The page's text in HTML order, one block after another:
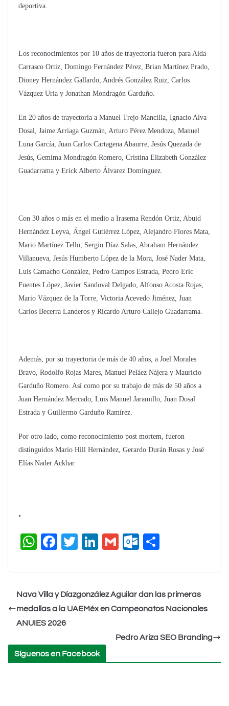
deportiva.
Los reconocimientos por 10 años de trayectoria fueron para Aida
Carrasco Ortiz, Domingo Fernández Pérez, Brian Martínez Prado,
Dioney Hernández Gallardo, Andrés González Ruiz, Carlos
Vázquez Uria y Jonathan Mondragón Garduño.
En 20 años de trayectoria a Manuel Trejo Mancilla, Ignacio Alva
Dosal, Jaime Arriaga Guzmán, Arturo Pérez Mendoza, Manuel
Luna García, Juan Carlos Cartagena Abaurre, Jesús Quezada de
Jesús, Gemima Mondragón Romero, Cristina Elizabeth González
Guadarrama y Erick Alberto Álvarez Domínguez.
Con 30 años o más en el medio a Irasema Rendón Ortiz, Abuid
Hernández Leyva, Ángel Gutiérrez López, Alejandro Flores Mata,
Mario Martínez Tello, Sergio Díaz Salas, Abraham Hernández
Villanueva, Jesús Humberto López de la Mora, José Nader Mata,
Luis Camacho González, Pedro Campos Estrada, Pedro Eric
Fuentes López, Javier Sandoval Delgado, Alfonso Acosta Rojas,
Mario Vázquez de la Torre, Victoria Acevedo Jiménez, Juan
Carlos Becerra Landeros y Ricardo Arturo Callejo Guadarrama.
Además, por su trayectoria de más de 40 años, a Joel Morales
Bravo, Rodolfo Rojas Mares, Manuel Peláez Nájera y Mauricio
Garduño Romero. Así como por su trabajo de más de 50 años a
Juan Hernández Mercado, Luis Manuel Jaramillo, Juan Dosal
Estrada y Guillermo Garduño Ramírez.
Por otro lado, como reconocimiento post mortem, fueron
distinguidos Mario Hill Hernández, Gerardo Durán Rosas y José
Elías Nader Ackhar.
.
W
s
A
p
F
e
b
o
k
T
er
Li
e
dI
G
l
O
o
k.
o
p
ar
Nava Villa y Díazgonzález Aguilar dan las primeras
medallas a la UAEMéx en Campeonatos Nacionales
ANUIES 2026
Pedro Ariza SEO Branding
Síguenos en Facebook